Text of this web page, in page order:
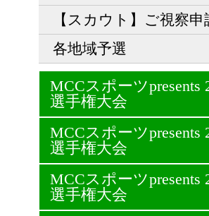
【スカウト】ご視察申
各地域予選
MCCスポーツ
選手権大会
MCCスポーツ
選手権大会
MCCスポーツ
選手権大会